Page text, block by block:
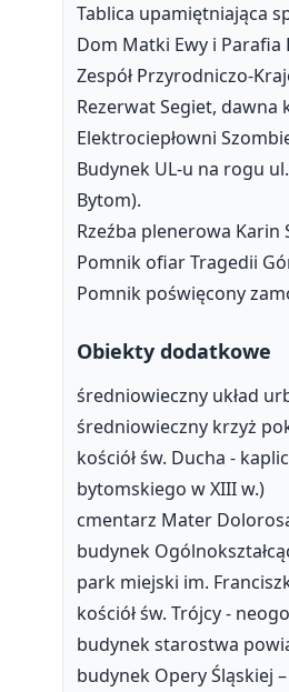
Tablica upamiętniająca
Dom Matki Ewy i
Zespół Przyrodniczo-
Rezerwat Segiet, dawna
Elektrociepłowni
Budynek UL-u na rogu
Bytom).
Rzeźba plenerowa
Pomnik ofiar Tragedii
Pomnik poświęcony
Obiekty dodatkowe
średniowieczny układ
średniowieczny krzyż
kościół św. Ducha -
bytomskiego w XIII w.)
cmentarz Mater
budynek
park miejski im.
kościół św. Trójcy -
budynek starostwa
budynek Opery Śląskiej